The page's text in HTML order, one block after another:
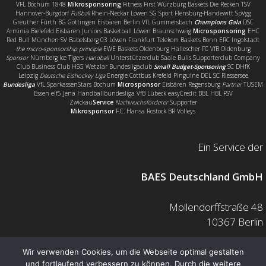
VFL Bochum 1848 Mikrosponsoring Fitness First Würzburg Baskets Die Recken TSV
Hannover-Burgdorf FußballRhein-Neckar Löwen SG Sport Flensburg-Handewitt SpVgg
Greuther Fürth BG Göttingen Eisbären Berlin VfL Gummersbach Champions GalaDSC
Arminia Bielefeld Eisbären Juniors Basketball Löwen Braunschweig Microsponsoring EHC
Red Bull München SV Babelsberg 03 Löwen Frankfurt Telekom Baskets Bonn ERC Ingolstadt
the micro-sponsorship principleEWE Baskets Oldenburg Hallescher FC VfB Oldenburg
SponsorNürnberg Ice Tigers HandballUnterstützerclub Saale Bulls Supporterclub Company
Club Business Club HSG Wetzlar Bundesligaclub Small Budget-SponsoringSC DHfK
Leipzig Deutsche Eishockey LigaEnergie Cottbus Krefeld Pinguine DEL SC Riessersee
Bundesliga VfL SparkassenStars Bochum MicrosponsorEisbären Regensburg PartnerTUSEM
Essen elf5 Jena Handballbundesliga VfB Lübeck easyCredit BBL HBL FSV
ZwickauService NachwuchsfördererSupporter
MikrosponsorF.C. Hansa Rostock BR Volleys
Ein Service der
BAES Deutschland GmbH
Möllendorffstraße 48
10367 Berlin
Mail: info@baes.de
Wir verwenden Cookies, um die Webseite optimal gestalten
und fortlaufend verbessern zu können. Durch die weitere